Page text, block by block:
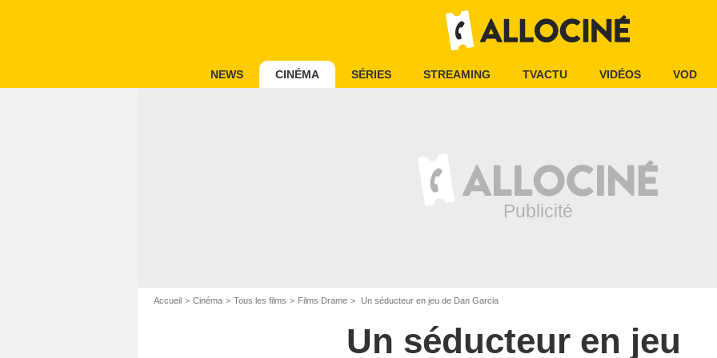
NEWS CINÉMA SÉRIES STREAMING TVACTU VIDÉOS VOD
Accueil Cinéma Tous les films Films Drame Un séducteur en jeu de Dan Garcia
Un séducteur en jeu